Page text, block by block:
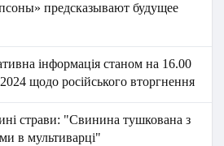
предсказывают будущее
інформація станом на 16.00
щодо російського вторгнення
страви: "Свинина тушкована з
в мультиварці"